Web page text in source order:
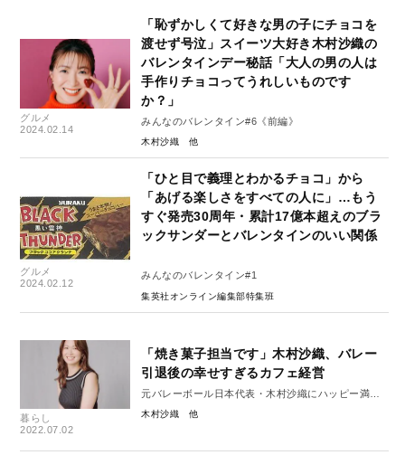
グルメ
2024.02.14
「恥ずかしくて好きな男の子にチョコを
渡せず号泣」スイーツ大好き木村沙織の
バレンタインデー秘話「大人の男の人は
手作りチョコってうれしいものです
か？」
みんなのバレンタイン#6《前編》
木村沙織
グルメ
2024.02.12
「ひと目で義理とわかるチョコ」から
「あげる楽しさをすべての人に」…もう
すぐ発売30周年・累計17億本超えのブラ
ックサンダーとバレンタインのいい関係
みんなのバレンタイン#1
集英社オンライン編集部特集班
暮らし
2022.07.02
「焼き菓子担当です」木村沙織、バレー
引退後の幸せすぎるカフェ経営
元バレーボール日本代表・木村沙織にハッピー満載
の引退後の生活を聞いてみた
木村沙織